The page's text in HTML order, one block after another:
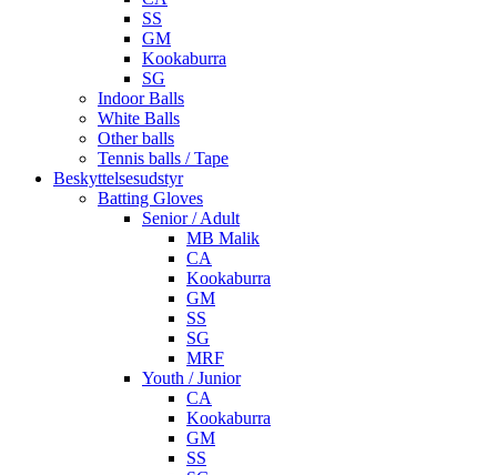
SS
GM
Kookaburra
SG
Indoor Balls
White Balls
Other balls
Tennis balls / Tape
Beskyttelsesudstyr
Batting Gloves
Senior / Adult
MB Malik
CA
Kookaburra
GM
SS
SG
MRF
Youth / Junior
CA
Kookaburra
GM
SS